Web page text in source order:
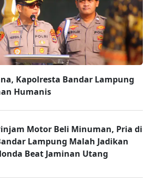
Kapolresta Bandar Lampung
Humanis
Motor Beli Minuman, Pria di
Lampung Malah Jadikan
Beat Jaminan Utang